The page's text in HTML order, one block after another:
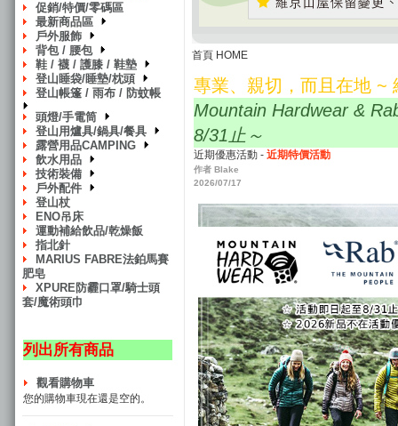
促銷/特價/零碼區
最新商品區
戶外服飾
背包 / 腰包
鞋 / 襪 / 護膝 / 鞋墊
登山睡袋/睡墊/枕頭
登山帳篷 / 雨布 / 防蚊帳
頭燈/手電筒
登山用爐具/鍋具/餐具
露營用品CAMPING
飲水用品
技術裝備
戶外配件
登山杖
ENO吊床
運動補給飲品/乾燥飯
指北針
MARIUS FABRE法鉑馬賽
肥皂
XPURE防霾口罩/騎士頭
套/魔術頭巾
列出所有商品
觀看購物車
您的購物車現在還是空的。
首頁 HOME
專業、親切，而且在地 ~
Mountain Hardwear &
8/31止～
近期優惠活動 - 近期特價活動
作者 Blake
2026/07/17